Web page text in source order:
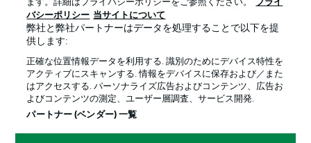
当サイトについて
© 2026 Bundesliga-Gruppe GmbH
ます。詳細はプライバシーポリシーをご参照ください。
プライ
バシーポリシー 当サイトについて
弊社と弊社パートナーはデータを処理することで以下を提
供します:
正確な位置情報データを利用する. 識別のためにデバイス特性を
アクティブにスキャンする. 情報をデバイスに保存および／また
はアクセスする. パーソナライズ広告およびコンテンツ、広告お
よびコンテンツの測定、ユーザー層調査、サービス開発.
パートナー (ベンダー) 一覧